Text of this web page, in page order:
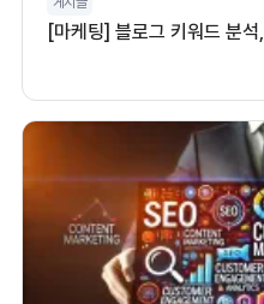
[마케팅] 블로그 키워드 분